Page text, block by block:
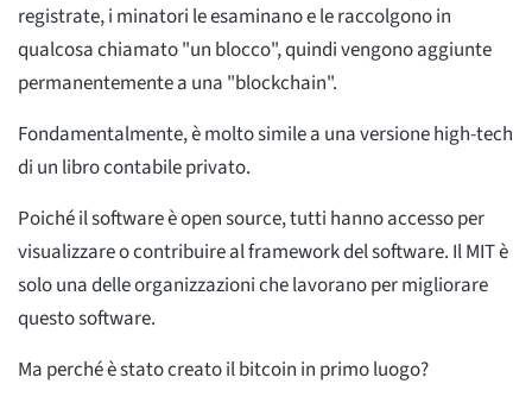
registrate, i minatori le esaminano e le raccolgono in
qualcosa chiamato "un blocco", quindi vengono aggiunte
permanentemente a una "blockchain".
Fondamentalmente, è molto simile a una versione high-tech
di un libro contabile privato.
Poiché il software è open source, tutti hanno accesso per
visualizzare o contribuire al framework del software. Il MIT è
solo una delle organizzazioni che lavorano per migliorare
questo software.
Ma perché è stato creato il bitcoin in primo luogo?